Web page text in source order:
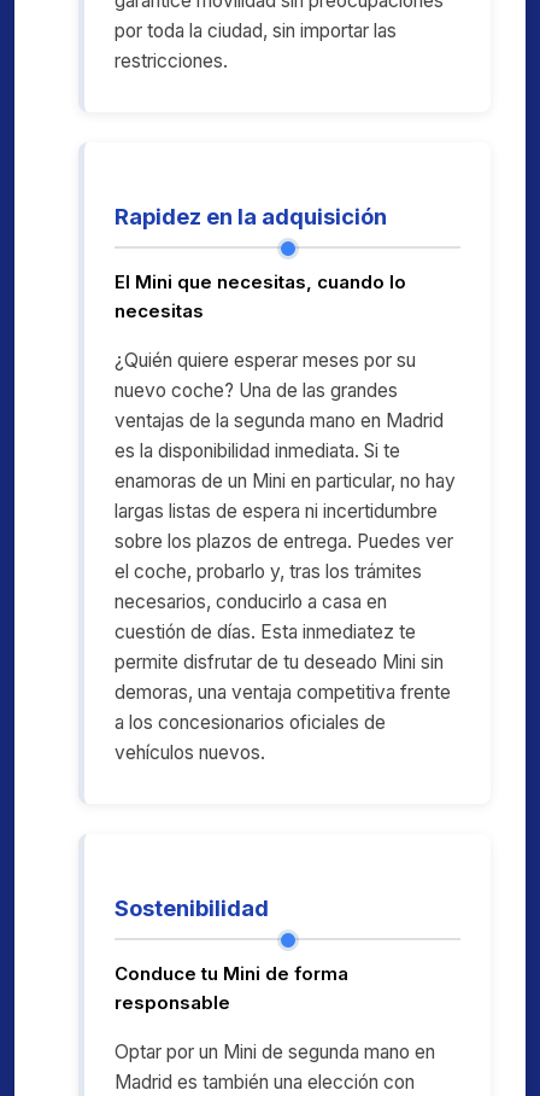
por toda la ciudad, sin importar las
restricciones.
Rapidez en la adquisición
El Mini que necesitas, cuando lo
necesitas
¿Quién quiere esperar meses por su
nuevo coche? Una de las grandes
ventajas de la segunda mano en Madrid
es la disponibilidad inmediata. Si te
enamoras de un Mini en particular, no hay
largas listas de espera ni incertidumbre
sobre los plazos de entrega. Puedes ver
el coche, probarlo y, tras los trámites
necesarios, conducirlo a casa en
cuestión de días. Esta inmediatez te
permite disfrutar de tu deseado Mini sin
demoras, una ventaja competitiva frente
a los concesionarios oficiales de
vehículos nuevos.
Sostenibilidad
Conduce tu Mini de forma
responsable
Optar por un Mini de segunda mano en
Madrid es también una elección con